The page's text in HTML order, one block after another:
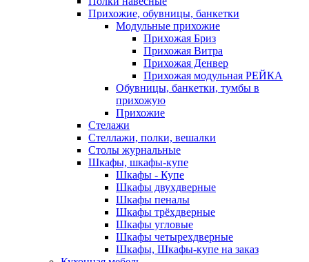
Прихожие, обувницы, банкетки
Модульные прихожие
Прихожая Бриз
Прихожая Витра
Прихожая Денвер
Прихожая модульная РЕЙКА
Обувницы, банкетки, тумбы в
прихожую
Прихожие
Стелажи
Стеллажи, полки, вешалки
Столы журнальные
Шкафы, шкафы-купе
Шкафы - Купе
Шкафы двухдверные
Шкафы пеналы
Шкафы трёхдверные
Шкафы угловые
Шкафы четырехдверные
Шкафы, Шкафы-купе на заказ